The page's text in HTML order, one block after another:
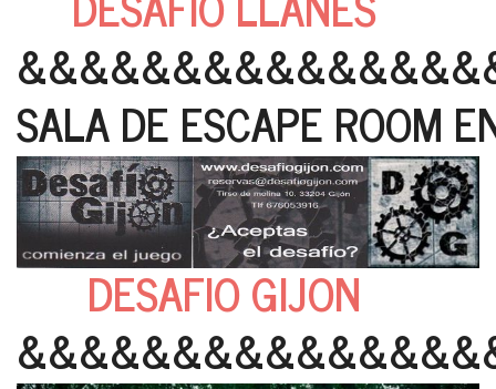
SALA DE ESCAPE ROOM
DESAFIO GIJON